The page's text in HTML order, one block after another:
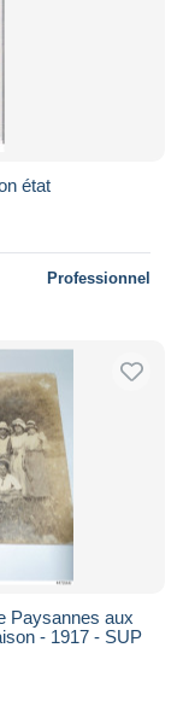
état
Professionnel
Paysannes aux
- 1917 - SUP